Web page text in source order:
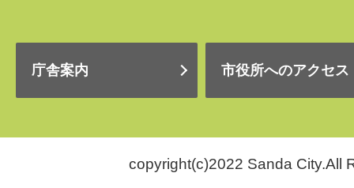
庁舎案内 市役所へのアクセス
copyright(c)2022 Sanda City.All